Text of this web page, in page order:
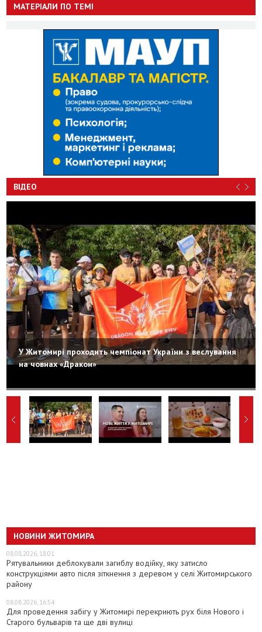
МАТЕРІАЛИ ПО ТЕМІ
ВІДЕО
У Житомирі проходить чемпіонат України з веслування
на човнах «Дракон»
НОВИНИ ЖИТОМИРА
08.08.2026, 18:01
Рятувальники деблокували загиблу водійку, яку затисло
конструкціями авто після зіткнення з деревом у селі Житомирського
району
08.08.2026, 16:54
Для проведення забігу у Житомирі перекриють рух біля Нового і
Старого бульварів та ще дві вулиці